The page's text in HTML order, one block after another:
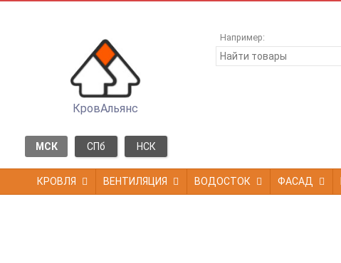
КровАльянс
МСК СПб НСК
Например:
КРОВЛЯ ВЕНТИЛЯЦИЯ ВОДОСТОК ФАСАД